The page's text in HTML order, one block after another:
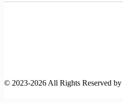
©️ 2023-2026 All Rights Reserved by